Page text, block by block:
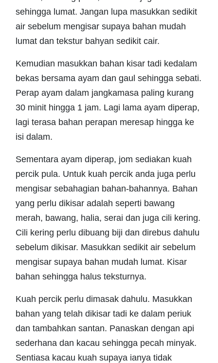
sehingga lumat. Jangan lupa masukkan sedikit
air sebelum mengisar supaya bahan mudah
lumat dan tekstur bahyan sedikit cair.
Kemudian masukkan bahan kisar tadi kedalam
bekas bersama ayam dan gaul sehingga sebati.
Perap ayam dalam jangkamasa paling kurang
30 minit hingga 1 jam. Lagi lama ayam diperap,
lagi terasa bahan perapan meresap hingga ke
isi dalam.
Sementara ayam diperap, jom sediakan kuah
percik pula. Untuk kuah percik anda juga perlu
mengisar sebahagian bahan-bahannya. Bahan
yang perlu dikisar adalah seperti bawang
merah, bawang, halia, serai dan juga cili kering.
Cili kering perlu dibuang biji dan direbus dahulu
sebelum dikisar. Masukkan sedikit air sebelum
mengisar supaya bahan mudah lumat. Kisar
bahan sehingga halus teksturnya.
Kuah percik perlu dimasak dahulu. Masukkan
bahan yang telah dikisar tadi ke dalam periuk
dan tambahkan santan. Panaskan dengan api
sederhana dan kacau sehingga pecah minyak.
Sentiasa kacau kuah supaya ianya tidak